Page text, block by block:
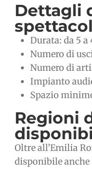
Dettagli
Durata: da 5
Numero di
Numero di
Impianto
Spazio
Regioni
Oltre all’Emilia
disponibile